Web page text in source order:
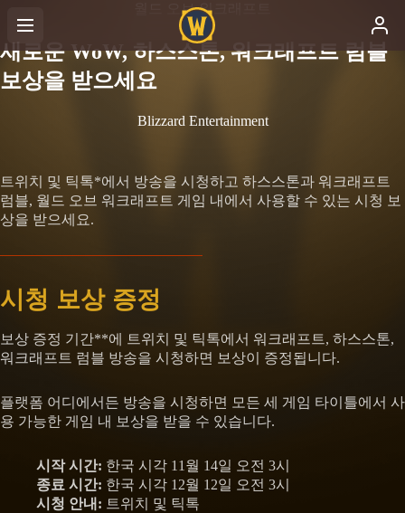
월드 오브 워크래프트
새로운 WoW, 하스스톤, 워크래프트 럼블
보상을 받으세요
Blizzard Entertainment
트위치 및 틱톡*에서 방송을 시청하고 하스스톤과 워크래프트
럼블, 월드 오브 워크래프트 게임 내에서 사용할 수 있는 시청 보
상을 받으세요.
시청 보상 증정
보상 증정 기간**에 트위치 및 틱톡에서 워크래프트, 하스스톤,
워크래프트 럼블 방송을 시청하면 보상이 증정됩니다.
플랫폼 어디에서든 방송을 시청하면 모든 세 게임 타이틀에서 사
용 가능한 게임 내 보상을 받을 수 있습니다.
시작 시간: 한국 시각 11월 14일 오전 3시
종료 시간: 한국 시각 12월 12일 오전 3시
시청 안내: 트위치 및 틱톡